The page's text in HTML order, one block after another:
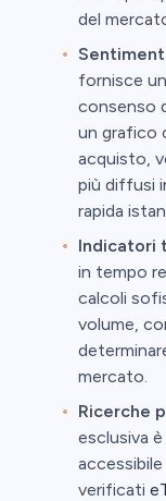
del
fornisce
consenso
un grafico
acquisto,
più diffusi
rapida
Indicatori
in tempo
calcoli
volume,
mercato.
Ricerche
esclusiva
verificati